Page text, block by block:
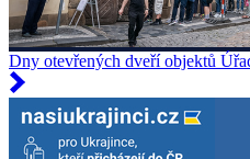
Dny otevřených dveří objektů